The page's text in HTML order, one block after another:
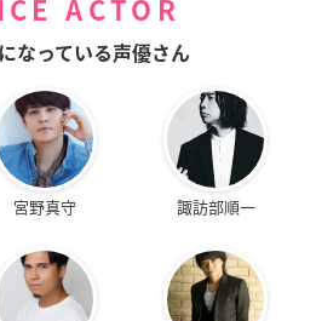
ACTOR
なっている声優さん
宮野真守 諏訪部順一